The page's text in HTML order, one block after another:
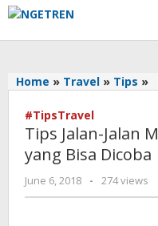
Skip
content
Home » Travel » Tips »
#TipsTravel
Tips Jalan-Jalan
yang Bisa Dicoba
June 6, 2018
by
Cynthia
- 274 views